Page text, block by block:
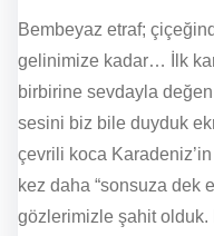
Bembeyaz etraf;
gelinimize kadar… İlk
birbirine sevdayla
sesini biz bile duyduk
çevrili koca
kez daha “sonsuza dek
gözlerimizle şahit olduk.